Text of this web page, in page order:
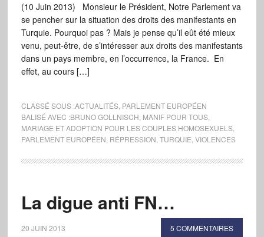
(10 Juin 2013) Monsieur le Président, Notre Parlement va
se pencher sur la situation des droits des manifestants en
Turquie. Pourquoi pas ? Mais je pense qu’il eût été mieux
venu, peut-être, de s’intéresser aux droits des manifestants
dans un pays membre, en l’occurrence, la France. En
effet, au cours […]
CLASSÉ SOUS :ACTUALITÉS, PARLEMENT EUROPÉEN
BALISÉ AVEC :BRUNO GOLLNISCH MANIF POUR TOUS,
MARIAGE ET ADOPTION POUR LES COUPLES HOMOSEXUELS,
PARLEMENT EUROPÉEN RÉPRESSION TURQUIE VIOLENCES
La digue anti FN…
20 JUIN 2013 5 COMMENTAIRES